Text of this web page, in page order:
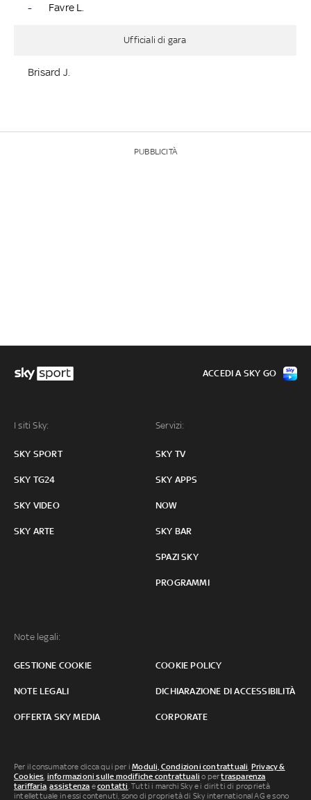
- Favre L.
Ufficiali di gara
Brisard J.
PUBBLICITÀ
I siti Sky:
SKY SPORT
SKY TG24
SKY VIDEO
SKY ARTE
Servizi:
SKY TV
SKY APPS
NOW
SKY BAR
SPAZI SKY
PROGRAMMI
Note legali:
GESTIONE COOKIE COOKIE POLICY
NOTE LEGALI DICHIARAZIONE DI ACCESSIBILITÀ
OFFERTA SKY MEDIA CORPORATE
ACCEDI A SKY GO
Per il consumatore clicca qui per iModuli, Condizioni contrattuali Privacy &
Cookies informazioni sulle modifiche contrattuali o pertrasparenza
tariffaria ,assistenza econtatti . Tutti i marchi Sky e i diritti di proprietà
intellettuale in essi contenuti, sono di proprietà di Sky international AG e sono